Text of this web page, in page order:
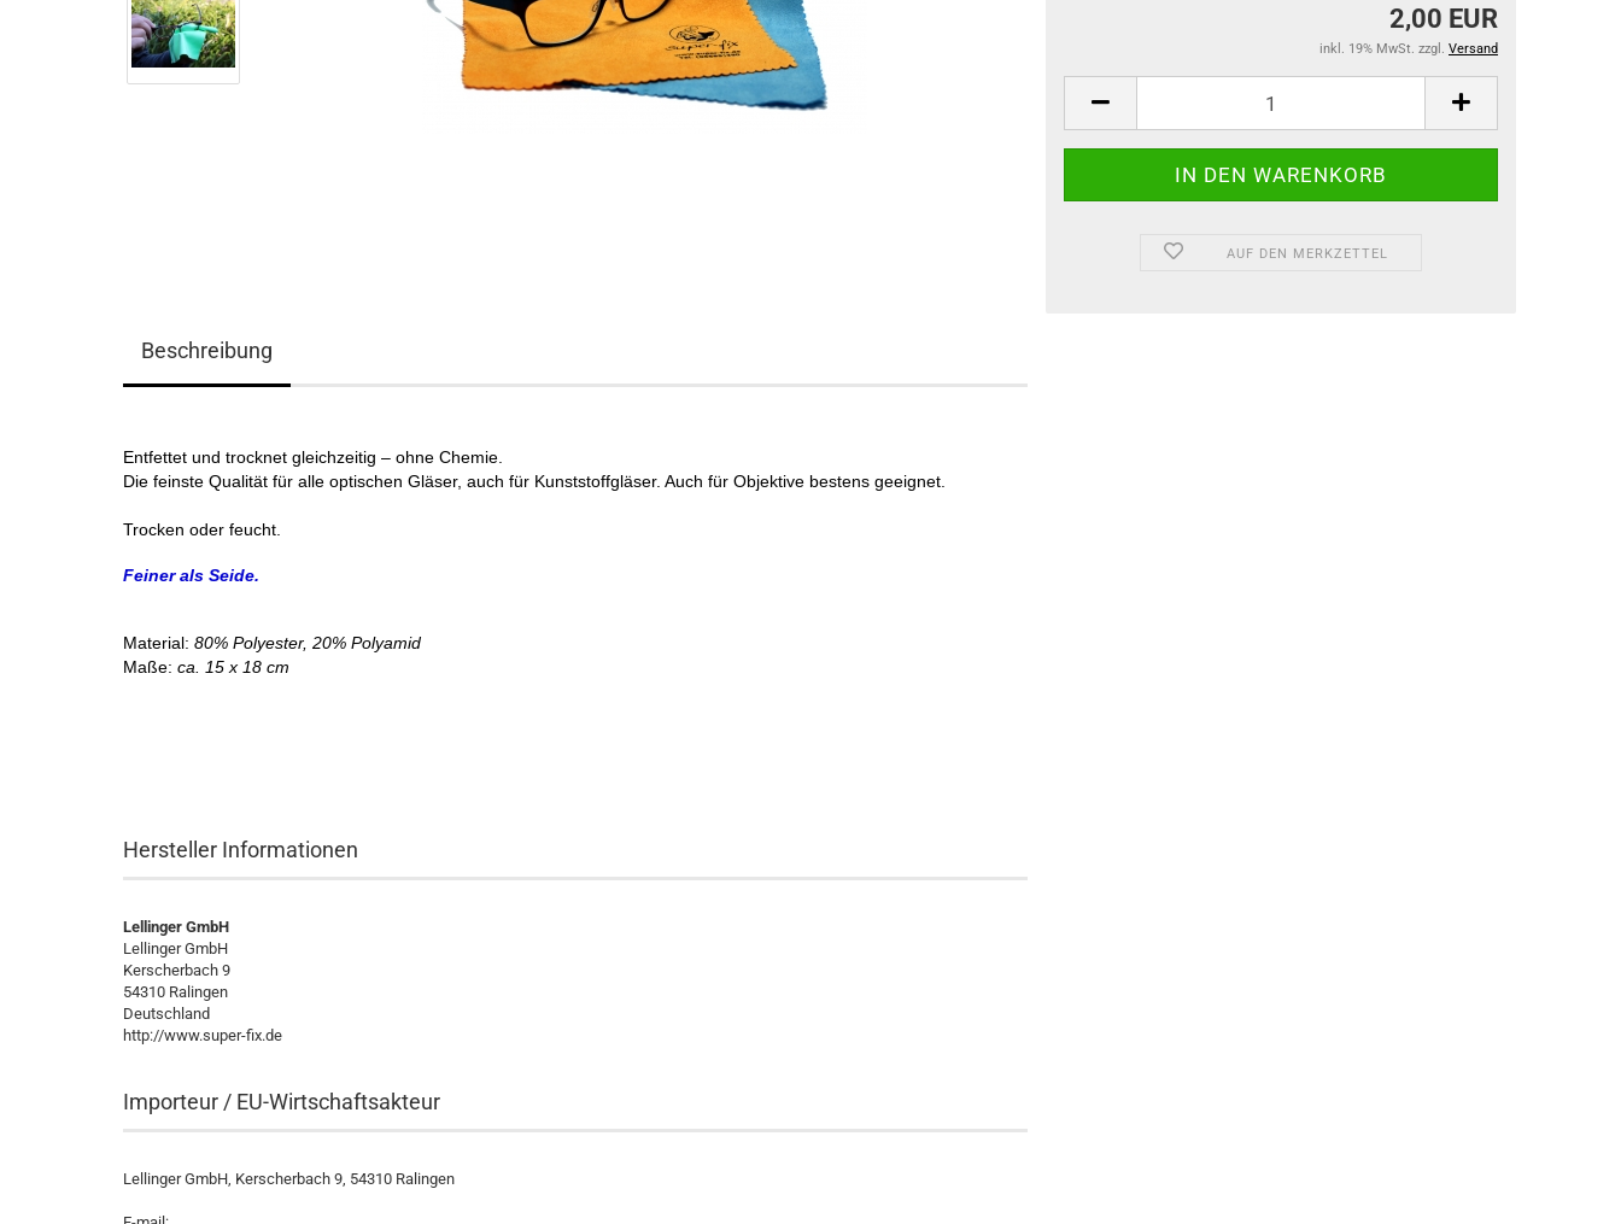
2,00 EUR
inkl. 19% MwSt. zzgl. Versand
AUF DEN MERKZETTEL
Beschreibung
Entfettet und trocknet gleichzeitig – ohne Chemie.
Die feinste Qualität für alle optischen Gläser, auch für Kunststoffgläser. Auch für Objektive bestens geeignet.
Trocken oder feucht.
Feiner als Seide.
Material: 80% Polyester, 20% Polyamid
Maße: ca. 15 x 18 cm
Hersteller Informationen
Lellinger GmbH
Lellinger GmbH
Kerscherbach 9
54310 Ralingen
Deutschland
http://www.super-fix.de
Importeur / EU-Wirtschaftsakteur
Lellinger GmbH, Kerscherbach 9, 54310 Ralingen